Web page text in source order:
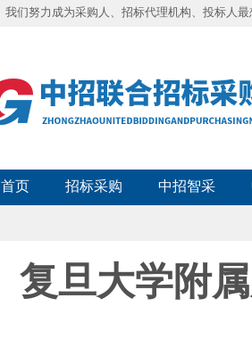
我们努力成为采购人、招标代理机构、投标人
首页 招标采购 中招智采
复旦大学附